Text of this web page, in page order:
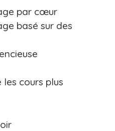
par cœur
basé sur des
cours plus